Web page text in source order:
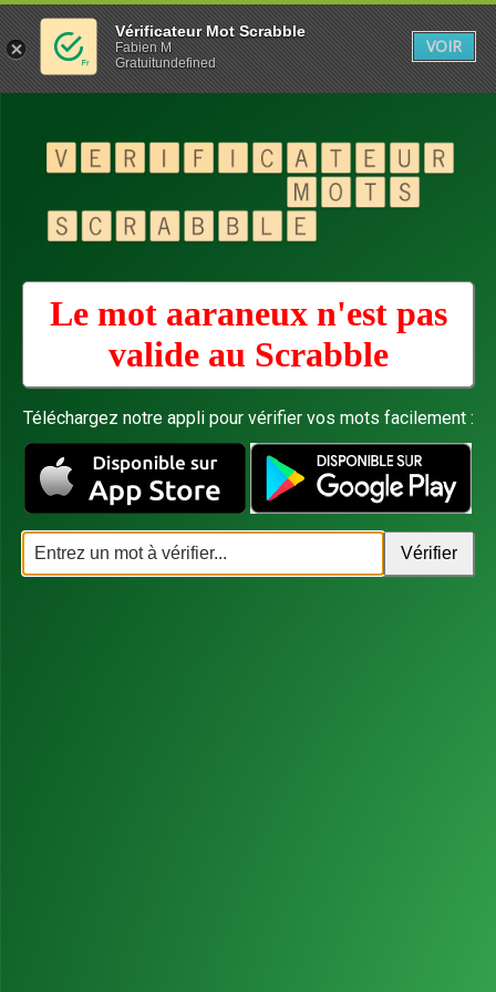
Le mot aaraneux n'est pas
valide au Scrabble
Téléchargez notre appli pour vérifier vos mots facilement :
Vérificateur Mot Scrabble
Fabien M
Gratuitundefined
VOIR